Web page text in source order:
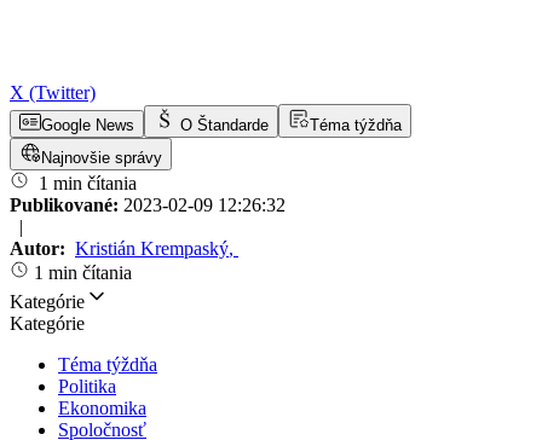
X (Twitter)
Google News O Štandarde
Téma týždňa
Najnovšie správy
1 min čítania
Publikované: 2023-02-09 12:26:32
|
Autor: Kristián Krempaský,
1 min čítania
Kategórie
Kategórie
Téma týždňa
Politika
Ekonomika
Spoločnosť